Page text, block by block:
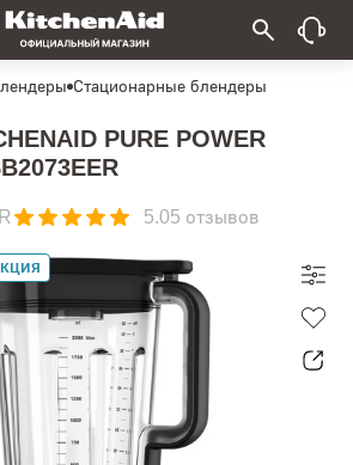
Стационарные блендеры
PURE POWER
5.05 отзывов